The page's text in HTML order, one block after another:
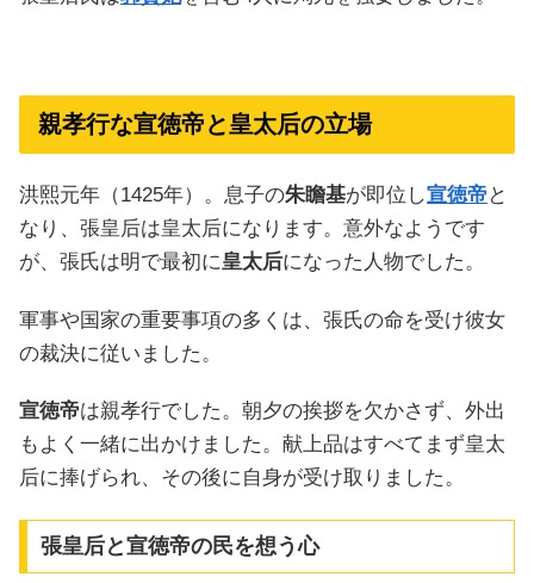
親孝行な宣徳帝と皇太后の立場
洪熙元年（1425年）。息子の朱瞻基が即位し宣徳帝 と
なり、張皇后は皇太后になります。意外なようです
が、張氏は明で最初に皇太后になった人物でした。
軍事や国家の重要事項の多くは、張氏の命を受け彼女
の裁決に従いました。
宣徳帝は親孝行でした。朝夕の挨拶を欠かさず、外出
もよく一緒に出かけました。献上品はすべてまず皇太
后に捧げられ、その後に自身が受け取りました。
張皇后と宣徳帝の民を想う心